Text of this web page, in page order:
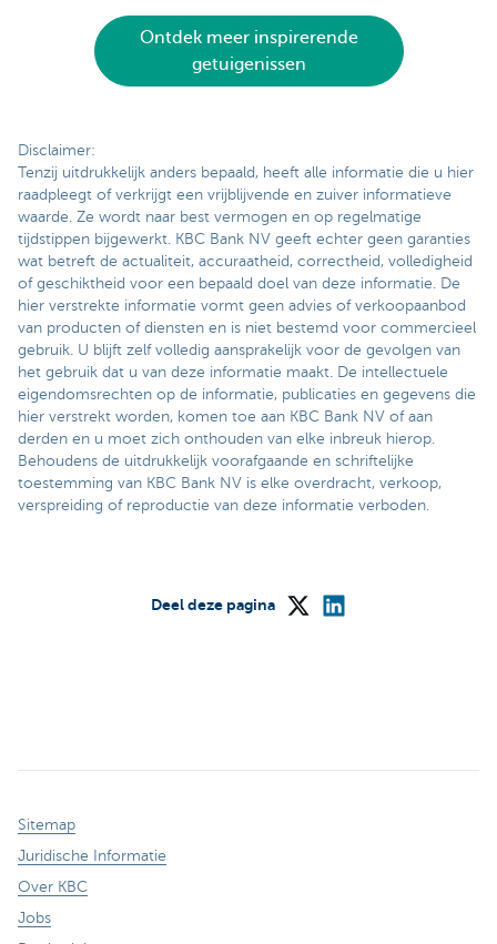
Ontdek meer inspirerende
getuigenissen
Disclaimer:
Tenzij uitdrukkelijk anders bepaald, heeft alle informatie die u hier
raadpleegt of verkrijgt een vrijblijvende en zuiver informatieve
waarde. Ze wordt naar best vermogen en op regelmatige
tijdstippen bijgewerkt. KBC Bank NV geeft echter geen garanties
wat betreft de actualiteit, accuraatheid, correctheid, volledigheid
of geschiktheid voor een bepaald doel van deze informatie. De
hier verstrekte informatie vormt geen advies of verkoopaanbod
van producten of diensten en is niet bestemd voor commercieel
gebruik. U blijft zelf volledig aansprakelijk voor de gevolgen van
het gebruik dat u van deze informatie maakt. De intellectuele
eigendomsrechten op de informatie, publicaties en gegevens die
hier verstrekt worden, komen toe aan KBC Bank NV of aan
derden en u moet zich onthouden van elke inbreuk hierop.
Behoudens de uitdrukkelijk voorafgaande en schriftelijke
toestemming van KBC Bank NV is elke overdracht, verkoop,
verspreiding of reproductie van deze informatie verboden.
Deel deze pagina
Sitemap
Juridische Informatie
Over KBC
Jobs